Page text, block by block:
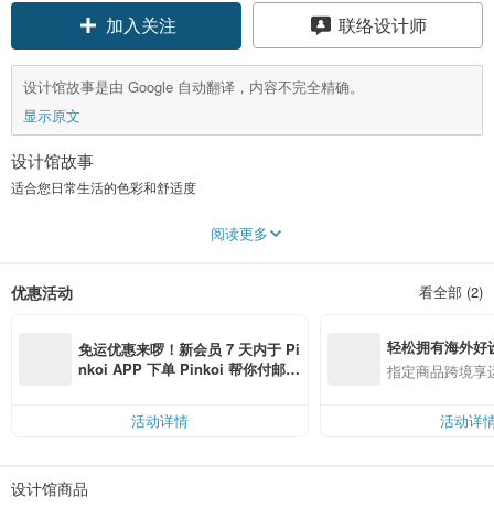
加入关注 联络设计师
设计馆故事是由 Google 自动翻译，内容不完全精确。
显示原文
设计馆故事
适合您日常生活的色彩和舒适度
Atelier Emau 是一座异国文化交融的城市。
这是在长崎创立的服装和包包品牌。
我们制作贴近您日常生活的日常服装。
阅读更多
优惠活动 看全部 (2)
免运优惠来啰！新会员 7 天内于 Pi
nkoi APP 下单 Pinkoi 帮你付邮
活动详情
轻松拥有海外好
指定商品跨境享
活动详
设计馆商品